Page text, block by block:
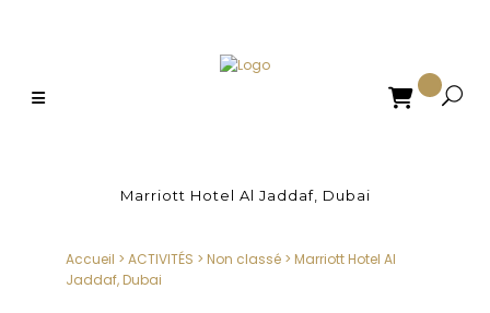

Marriott Hotel Al Jaddaf, Dubai
Accueil > ACTIVITÉS > Non classé > Marriott Hotel Al
Jaddaf, Dubai